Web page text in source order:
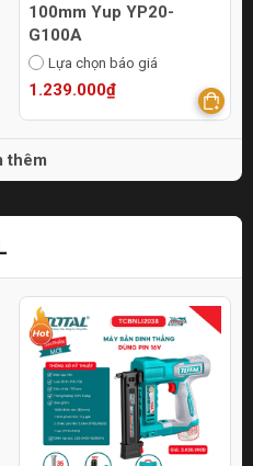
100mm Yup YP20-
G100A
Lựa chọn báo giá
1.239.000₫
thêm